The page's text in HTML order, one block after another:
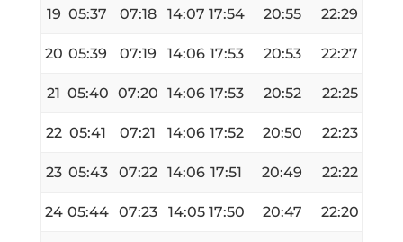
19 05:37 07:18 14:07 17:54 20:55 22:29
20 05:39 07:19 14:06 17:53 20:53 22:27
21 05:40 07:20 14:06 17:53 20:52 22:25
22 05:41 07:21 14:06 17:52 20:50 22:23
23 05:43 07:22 14:06 17:51 20:49 22:22
24 05:44 07:23 14:05 17:50 20:47 22:20